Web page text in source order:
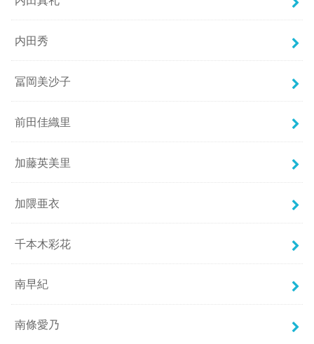
内田秀
冨岡美沙子
前田佳織里
加藤英美里
加隈亜衣
千本木彩花
南早紀
南條愛乃